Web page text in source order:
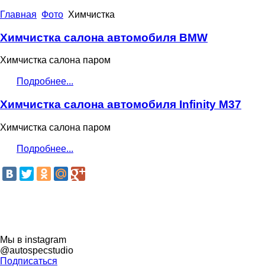
Главная Фото Химчистка
Химчистка салона автомобиля BMW
Химчистка салона паром
Подробнее...
Химчистка салона автомобиля Infinity M37
Химчистка салона паром
Подробнее...
Мы в instagram
@autospecstudio
Подписаться